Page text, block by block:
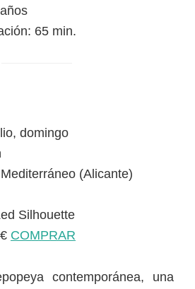
65 min.
domingo
(Alicante)
Silhouette
COMPRAR
contemporánea, una